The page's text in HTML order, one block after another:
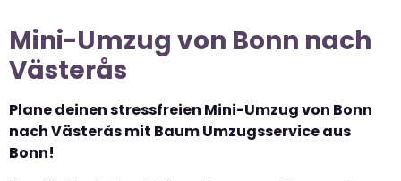
Mini-Umzug von Bonn nach
Västerås
Plane deinen stressfreien Mini-Umzug von Bonn
nach Västerås mit Baum Umzugsservice aus
Bonn!